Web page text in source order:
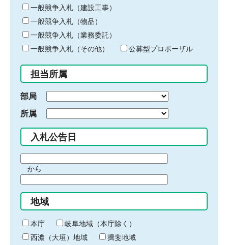
キ
ー
ワ
ー
ド
入
力
一般競争入札（建設工事）
一般競争入札（物品）
一般競争入札（業務委託）
一般競争入札（その他）
公募型プロポーザル
担当所属
部局
所属
入札公告日
間
始
り
から
間
終
わ
り
地域
本庁
岐阜地域（本庁除く）
西濃（大垣）地域
揖斐地域